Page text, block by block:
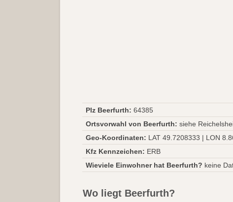
Plz Beerfurth: 64385
Ortsvorwahl von Beerfurth: siehe
Geo-Koordinaten: LAT 49.7208333 | LON
Kfz Kennzeichen: ERB
Wieviele Einwohner hat Beerfurth? keine
Wo liegt Beerfurth?